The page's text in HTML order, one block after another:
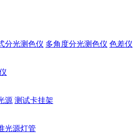
分光测色仪 多角度分光测色仪 色差仪
源 测试卡挂架
光源灯管